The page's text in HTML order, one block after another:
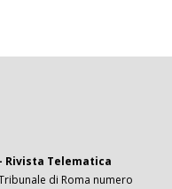
Rivista Telematica
di Roma numero